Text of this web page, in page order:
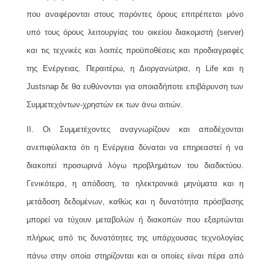
που αναφέρονται στους παρόντες όρους επιτρέπεται μόνο
υπό τους όρους λειτουργίας του οικείου διακομιστή (server)
και τις τεχνικές και λοιπές προϋποθέσεις και προδιαγραφές
της Ενέργειας. Περαιτέρω, η Διοργανώτρια, η Life και η
Justsnap δε θα ευθύνονται για οποιαδήποτε επιβάρυνση των
Συμμετεχόντων-χρηστών εκ των άνω αιτιών.
II. Οι Συμμετέχοντες αναγνωρίζουν και αποδέχονται
ανεπιφύλακτα ότι η Ενέργεια δύναται να επηρεαστεί ή να
διακοπεί προσωρινά λόγω προβλημάτων του διαδικτύου.
Γενικότερα, η απόδοση, τα ηλεκτρονικά μηνύματα και η
μετάδοση δεδομένων, καθώς και η δυνατότητα πρόσβασης
μπορεί να τύχουν μεταβολών ή διακοπών που εξαρτώνται
πλήρως από τις δυνατότητες της υπάρχουσας τεχνολογίας
πάνω στην οποία στηρίζονται και οι οποίες είναι πέρα από